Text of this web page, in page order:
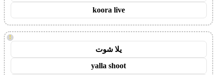
koora live
!
يلا شوت
yalla shoot